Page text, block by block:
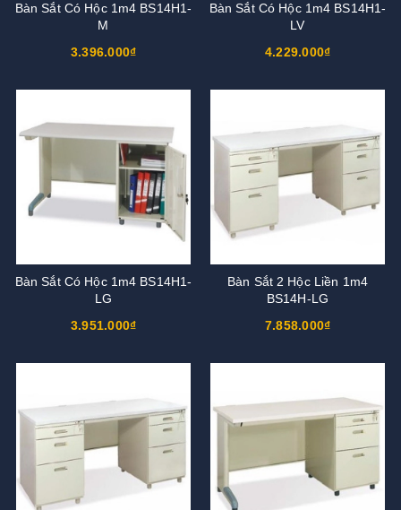
Bàn Sắt Có Hộc 1m4 BS14H1-
M
3.396.000₫
Bàn Sắt Có Hộc 1m4 BS14H1-
LV
4.229.000₫
Bàn Sắt Có Hộc 1m4 BS14H1-
LG
3.951.000₫
Bàn Sắt 2 Hộc Liền 1m4
BS14H-LG
7.858.000₫